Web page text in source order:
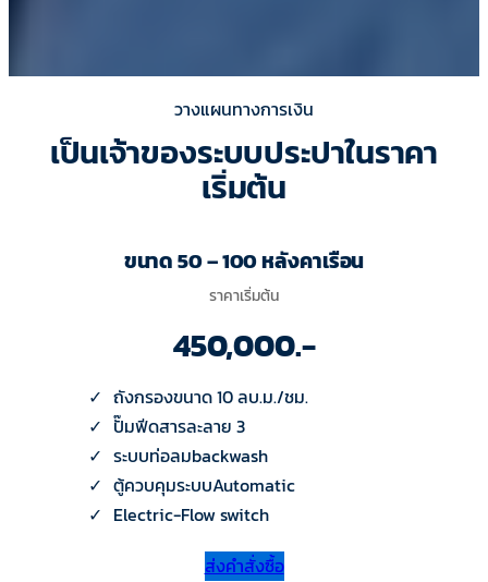
วางแผนทางการเงิน
เป็นเจ้าของระบบประปาในราคา
เริ่มต้น
ขนาด 50 – 100 หลังคาเรือน
ราคาเริ่มต้น
450,000.-
ถังกรองขนาด 10 ลบ.ม./ชม.
ปั๊มฟีดสารละลาย 3
ระบบท่อลมbackwash
ตู้ควบคุมระบบAutomatic
Electric-Flow switch
ส่งคำสั่งซื้อ